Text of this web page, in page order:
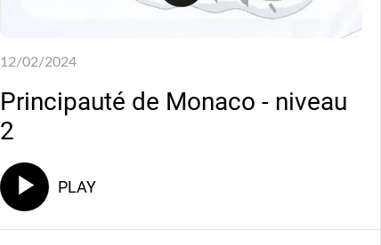
12/02/2024
Principauté de Monaco - niveau
2
PLAY